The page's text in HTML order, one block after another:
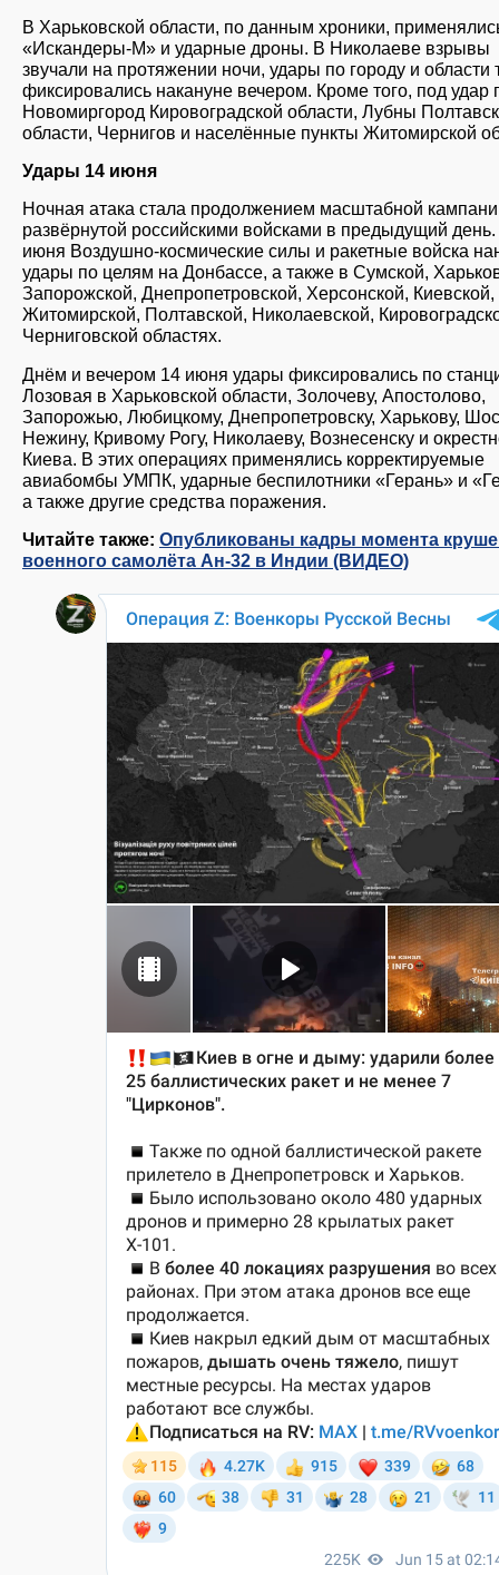
В Харьковской области, по данным хроники,
«Искандеры-М» и ударные дроны. В Николаеве взрывы
звучали на протяжении ночи, удары по городу и области
фиксировались накануне вечером. Кроме того, под удар
Новомиргород Кировоградской области, Лубны
области, Чернигов и населённые пункты Житомирской
Удары 14 июня
Ночная атака стала продолжением масштабной
развёрнутой российскими войсками в предыдущий
июня Воздушно-космические силы и ракетные войска
удары по целям на Донбассе, а также в Сумской,
Запорожской, Днепропетровской, Херсонской, Киевской,
Житомирской, Полтавской, Николаевской,
Черниговской областях.
Днём и вечером 14 июня удары фиксировались по
Лозовая в Харьковской области, Золочеву, Апостолово,
Запорожью, Любицкому, Днепропетровску, Харькову,
Нежину, Кривому Рогу, Николаеву, Вознесенску и
Киева. В этих операциях применялись корректируемые
авиабомбы УМПК, ударные беспилотники «Герань» и
а также другие средства поражения.
Читайте также: Опубликованы кадры момента
военного самолёта Ан-32 в Индии (ВИДЕО)